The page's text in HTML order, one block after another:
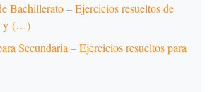
Bachillerato – Ejercicios resueltos de
y (…)
Secundaria – Ejercicios resueltos para